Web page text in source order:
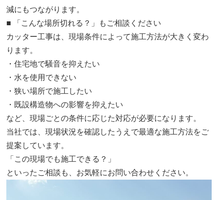
減にもつながります。
■ 「こんな場所切れる？」もご相談ください
カッター工事は、現場条件によって施工方法が大きく変わ
ります。
・住宅地で騒音を抑えたい
・水を使用できない
・狭い場所で施工したい
・既設構造物への影響を抑えたい
など、現場ごとの条件に応じた対応が必要になります。
当社では、現場状況を確認したうえで最適な施工方法をご
提案しています。
「この現場でも施工できる？」
といったご相談も、お気軽にお問い合わせください。